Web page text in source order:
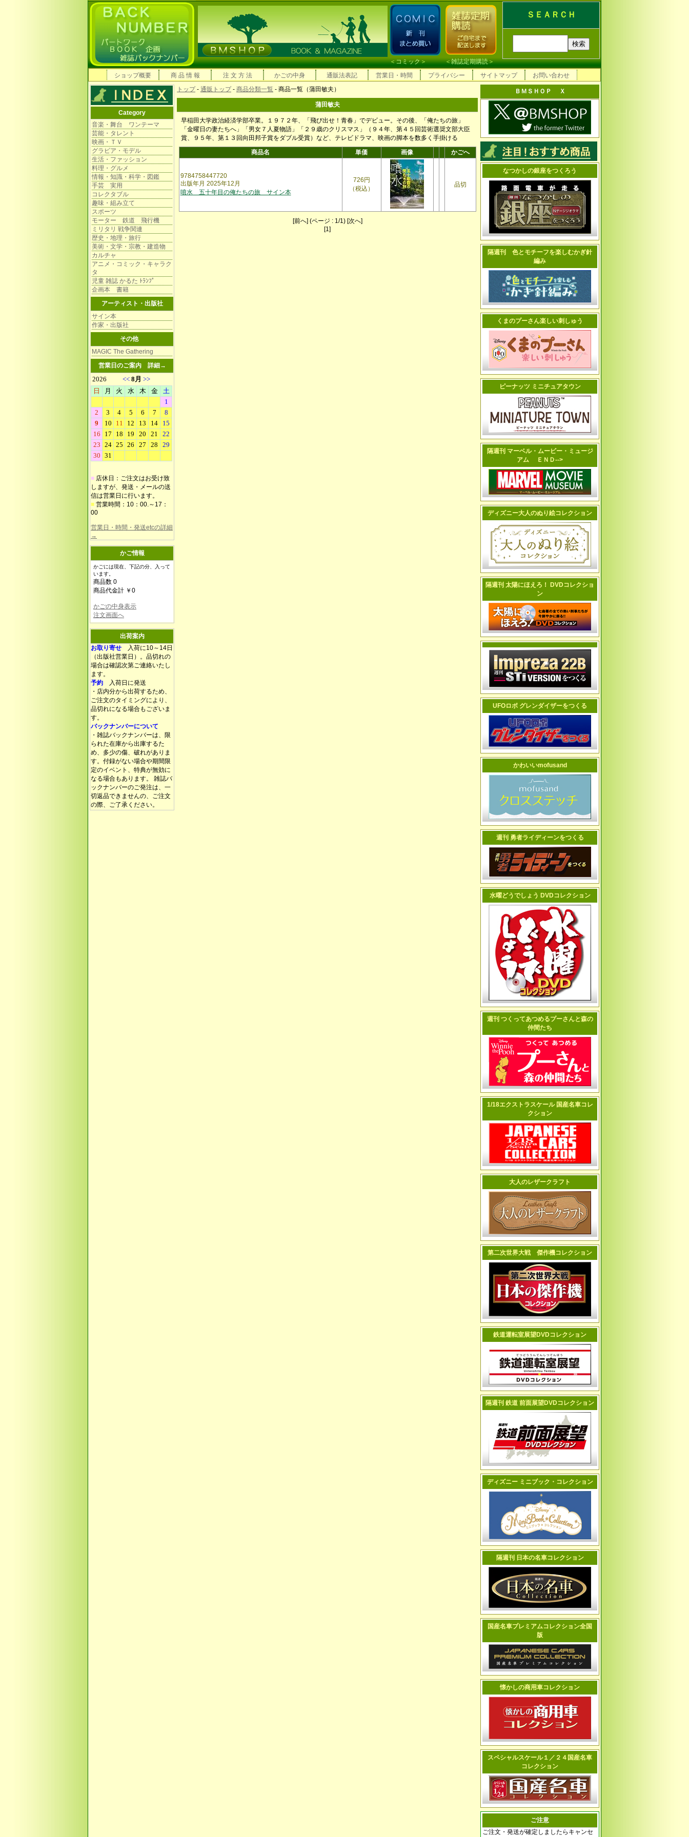
ＳＥＡＲＣＨ
＜コミック＞ ＜雑誌定期購読＞
ショップ概要
商 品 情 報 注 文 方 法 かごの中身 通販法表記 営業日・時間 プライバシー サイトマップ お問い合わせ
Category
音楽・舞台 ワンテーマ
芸能・タレント
映画・ＴＶ
グラビア・モデル
生活・ファッション
料理・グルメ
情報・知識・科学・図鑑
手芸 実用
コレクタブル
趣味・組み立て
スポーツ
モーター 鉄道 飛行機
ミリタリ 戦争関連
歴史・地理・旅行
美術・文学・宗教・建造物
カルチャ
アニメ・コミック・キャラク
タ
児童 雑誌 かるた ﾄﾗﾝﾌﾟ
企画本 書籍
アーティスト・出版社
サイン本
作家・出版社
その他
MAGIC The Gathering
営業日のご案内 詳細→
■ 店休日：ご注文はお受け致
しますが、発送・メールの送
信は営業日に行います。
■ 営業時間：10：00.～17：
00
営業日・時間・発送etcの詳細
→
かご情報
かごには現在、下記の分、入って
います。
商品数 0
商品代金計 ￥0
かごの中身表示
注文画面へ
出荷案内
お取り寄せ 入荷に10～14日
（出版社営業日）。品切れの
場合は確認次第ご連絡いたし
ます。
予約 入荷日に発送
・店内分から出荷するため、
ご注文のタイミングにより、
品切れになる場合もございま
す。
バックナンバーについて
・雑誌バックナンバーは、限
られた在庫から出庫するた
め、多少の傷、破れがありま
す。付録がない場合や期間限
定のイベント、特典が無効に
なる場合もあります。 雑誌バ
ックナンバーのご発注は、一
切返品できませんの、ご注文
の際、ご了承ください。
トップ- 通販トップ- 商品分類一覧 - 商品一覧（蒲田敏夫）
蒲田敏夫
早稲田大学政治経済学部卒業。１９７２年、「飛び出せ！青春」でデビュー。その後、「俺たちの旅」
「金曜日の妻たちへ」「男女７人夏物語」「２９歳のクリスマス」（９４年、第４５回芸術選奨文部大臣
賞、９５年、第１３回向田邦子賞をダブル受賞）など、テレビドラマ、映画の脚本を数多く手掛ける
商品名
単価 画像 かごへ
9784758447720
出版年月 2025年12月
噴水 五十年目の俺たちの旅 サイン本
726円
（税込）
品切
[前へ] (ページ : 1/1) [次へ]
[1]
ＢＭＳＨＯＰ Ｘ
なつかしの銀座をつくろう
隔週刊 色とモチーフを楽しむかぎ針
編み
くまのプーさん楽しい刺しゅう
ピーナッツ ミニチュアタウン
隔週刊 マーベル・ムービー・ミュージ
アム ＥＮＤ-->
ディズニー大人のぬり絵コレクション
隔週刊 太陽にほえろ！ DVDコレクショ
ン
UFOロボ グレンダイザーをつくる
かわいいmofusand
週刊 勇者ライディーンをつくる
水曜どうでしょう DVDコレクション
週刊 つくってあつめるプーさんと森の
仲間たち
1/18エクストラスケール 国産名車コレ
クション
大人のレザークラフト
第二次世界大戦 傑作機コレクション
鉄道運転室展望DVDコレクション
隔週刊 鉄道 前面展望DVDコレクション
ディズニー ミニブック・コレクション
隔週刊 日本の名車コレクション
国産名車プレミアムコレクション全国
版
懐かしの商用車コレクション
スペシャルスケール１／２４国産名車
コレクション
ご注意
ご注文・発送が確定しましたらキャンセ